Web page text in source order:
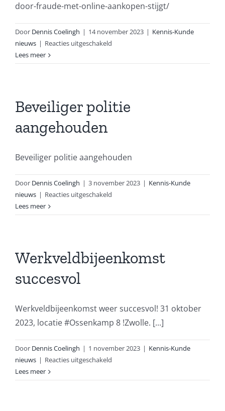
door-fraude-met-online-aankopen-stijgt/
Door Dennis Coelingh | 14 november 2023 | Kennis-Kunde
nieuws | Reacties uitgeschakeld
schade
groter
Lees meer
Beveiliger politie
aangehouden
Beveiliger politie aangehouden
Door Dennis Coelingh | 3 november 2023 | Kennis-Kunde
nieuws | Reacties uitgeschakeld
politie
Lees meer
Werkveldbijeenkomst
succesvol
Werkveldbijeenkomst weer succesvol! 31 oktober
2023, locatie #Ossenkamp 8 !Zwolle. [...]
Door Dennis Coelingh | 1 november 2023 | Kennis-Kunde
nieuws | Reacties uitgeschakeld
succesvol
Lees meer